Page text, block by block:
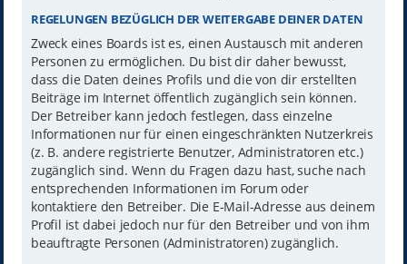
REGELUNGEN BEZÜGLICH DER WEITERGABE DEINER DATEN
Zweck eines Boards ist es, einen Austausch mit anderen
Personen zu ermöglichen. Du bist dir daher bewusst,
dass die Daten deines Profils und die von dir erstellten
Beiträge im Internet öffentlich zugänglich sein können.
Der Betreiber kann jedoch festlegen, dass einzelne
Informationen nur für einen eingeschränkten Nutzerkreis
(z. B. andere registrierte Benutzer, Administratoren etc.)
zugänglich sind. Wenn du Fragen dazu hast, suche nach
entsprechenden Informationen im Forum oder
kontaktiere den Betreiber. Die E-Mail-Adresse aus deinem
Profil ist dabei jedoch nur für den Betreiber und von ihm
beauftragte Personen (Administratoren) zugänglich.